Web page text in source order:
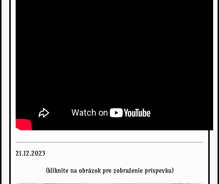
21.12.2023
(kliknite na obrázok pre zobraženie príspevku)